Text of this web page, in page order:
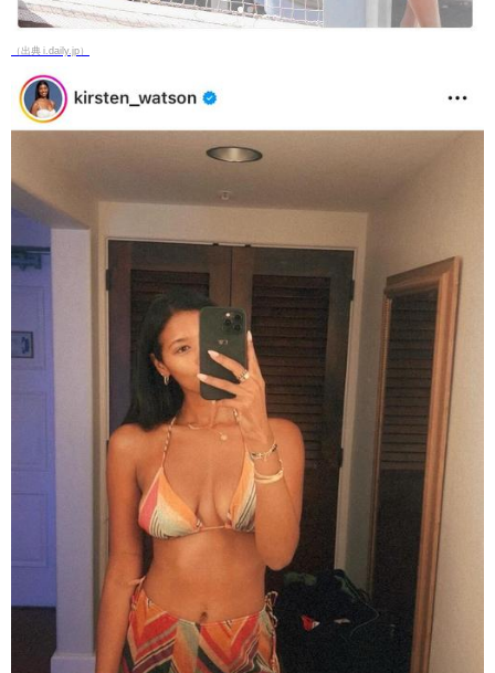
（出典 i.daily.jp）